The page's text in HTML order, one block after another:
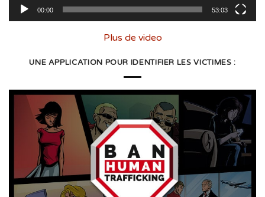
00:00 53:03
Plus de video
UNE APPLICATION POUR IDENTIFIER LES VICTIMES :